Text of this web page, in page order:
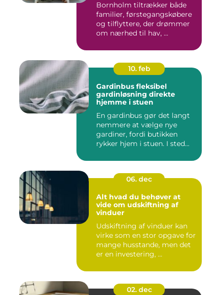
Bornholm tiltrækker både
familier, førstegangskøbere
og tilflyttere, der drømmer
om nærhed til hav, ...
10. feb
Gardinbus fleksibel
gardinløsning direkte
hjemme i stuen
En gardinbus gør det langt
nemmere at vælge nye
gardiner, fordi butikken
rykker hjem i stuen. I sted...
06. dec
Alt hvad du behøver at
vide om udskiftning af
vinduer
Udskiftning af vinduer kan
virke som en stor opgave for
mange husstande, men det
er en investering, ...
02. dec